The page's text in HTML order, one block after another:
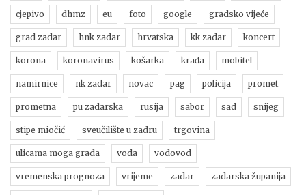
cjepivo dhmz eu foto google gradsko vijeće
grad zadar hnk zadar hrvatska kk zadar koncert
korona koronavirus košarka krađa mobitel
namirnice nk zadar novac pag policija promet
prometna pu zadarska rusija sabor sad snijeg
stipe miočić sveučilište u zadru trgovina
ulicama moga grada voda vodovod
vremenska prognoza vrijeme zadar zadarska županija